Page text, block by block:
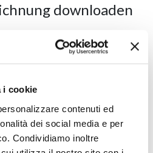
i cookie
contenuti ed
dei social media e per
Condividiamo inoltre
downloaden